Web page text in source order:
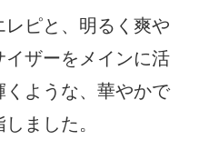
ピと、明るく爽や
ザーをメインに活
くような、華やかで
ました。